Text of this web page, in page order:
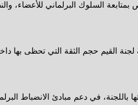
السلوك البرلماني للأعضاء،
لجنة القيم حجم الثقة التي تحظى
باللجنة، في دعم مبادئ الانضباط